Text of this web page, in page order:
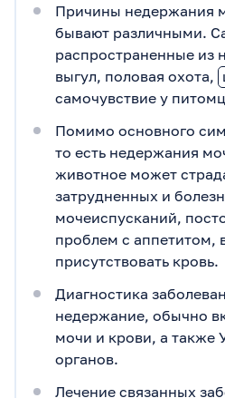
Причины недержания
бывают различными.
распространенные из
выгул, половая охота,
самочувствие у
Помимо основного
то есть недержания
животное может
затрудненных и
мочеиспусканий,
проблем с аппетитом,
присутствовать кровь.
Диагностика
недержание, обычно
мочи и крови, а также
органов.
Лечение связанных